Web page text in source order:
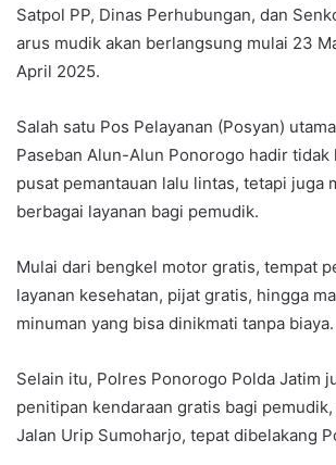
Satpol PP, Dinas Perhubungan, dan
arus mudik akan berlangsung mulai 23
April 2025.
Salah satu Pos Pelayanan (Posyan)
Paseban Alun-Alun Ponorogo hadir tidak
pusat pemantauan lalu lintas, tetapi juga
berbagai layanan bagi pemudik.
Mulai dari bengkel motor gratis, tempat
layanan kesehatan, pijat gratis, hingga
minuman yang bisa dinikmati tanpa biaya.
Selain itu, Polres Ponorogo Polda Jatim
penitipan kendaraan gratis bagi
Jalan Urip Sumoharjo, tepat dibelakang